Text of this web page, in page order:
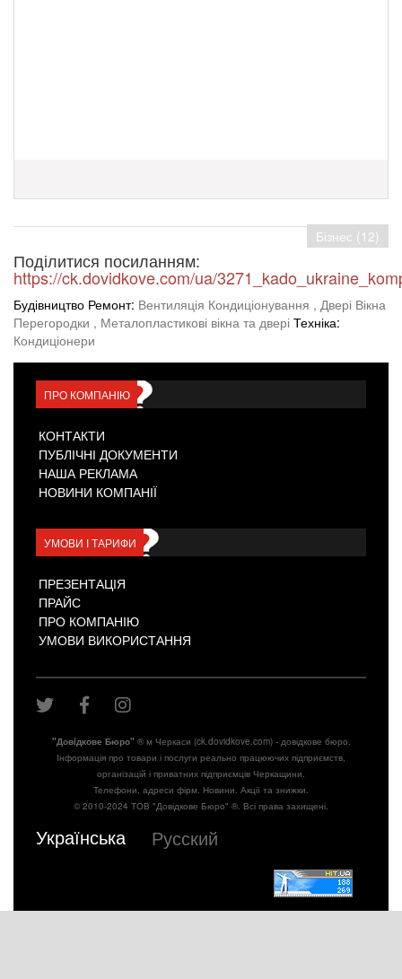
Бізнес (12)
Поділитися посиланням:
https://ck.dovidkove.com/ua/
Будівництво Ремонт: Вентиляція Кондиціонування , Двері Вікна
Перегородки , Металопластикові вікна та двері Техніка:
Кондиціонери
ПРО КОМПАНІЮ
КОНТАКТИ
ПУБЛІЧНІ ДОКУМЕНТИ
НАША РЕКЛАМА
НОВИНИ КОМПАНІЇ
УМОВИ І ТАРИФИ
ПРЕЗЕНТАЦІЯ
ПРАЙС
ПРО КОМПАНІЮ
УМОВИ ВИКОРИСТАННЯ
"Довiдкове Бюро"® м Черкаси (ck.dovidkove.com) - довідкове бюро.
Інформація про товари і послуги реально працюючих підприємств,
організацій і приватних підприємців Черкащини.
Телефони, адреси фірм. Новини. Акції та знижки.
© 2010-2024 ТОВ "Довідкове Бюро" ®. Всі права захищені.
Українська Русский